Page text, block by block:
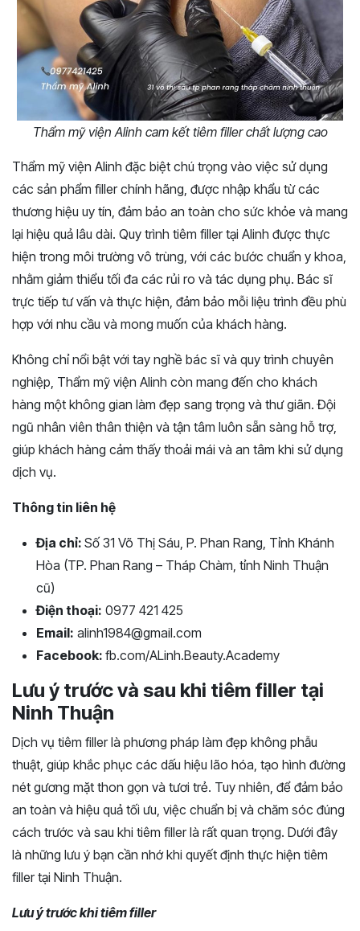
Thẩm mỹ viện Alinh cam kết tiêm filler chất lượng cao
Thẩm mỹ viện Alinh đặc biệt chú trọng vào việc sử dụng
các sản phẩm filler chính hãng, được nhập khẩu từ các
thương hiệu uy tín, đảm bảo an toàn cho sức khỏe và mang
lại hiệu quả lâu dài. Quy trình tiêm filler tại Alinh được thực
hiện trong môi trường vô trùng, với các bước chuẩn y khoa,
nhằm giảm thiểu tối đa các rủi ro và tác dụng phụ. Bác sĩ
trực tiếp tư vấn và thực hiện, đảm bảo mỗi liệu trình đều phù
hợp với nhu cầu và mong muốn của khách hàng.
Không chỉ nổi bật với tay nghề bác sĩ và quy trình chuyên
nghiệp, Thẩm mỹ viện Alinh còn mang đến cho khách
hàng một không gian làm đẹp sang trọng và thư giãn. Đội
ngũ nhân viên thân thiện và tận tâm luôn sẵn sàng hỗ trợ,
giúp khách hàng cảm thấy thoải mái và an tâm khi sử dụng
dịch vụ.
Thông tin liên hệ
Địa chỉ: Số 31 Võ Thị Sáu, P. Phan Rang, Tỉnh Khánh
Hòa (TP. Phan Rang – Tháp Chàm, tỉnh Ninh Thuận
cũ)
Điện thoại: 0977 421 425
Email: alinh1984@gmail.com
Facebook: fb.com/ALinh.Beauty.Academy
Lưu ý trước và sau khi tiêm filler tại
Ninh Thuận
Dịch vụ tiêm filler là phương pháp làm đẹp không phẫu
thuật, giúp khắc phục các dấu hiệu lão hóa, tạo hình đường
nét gương mặt thon gọn và tươi trẻ. Tuy nhiên, để đảm bảo
an toàn và hiệu quả tối ưu, việc chuẩn bị và chăm sóc đúng
cách trước và sau khi tiêm filler là rất quan trọng. Dưới đây
là những lưu ý bạn cần nhớ khi quyết định thực hiện tiêm
filler tại Ninh Thuận.
Lưu ý trước khi tiêm filler